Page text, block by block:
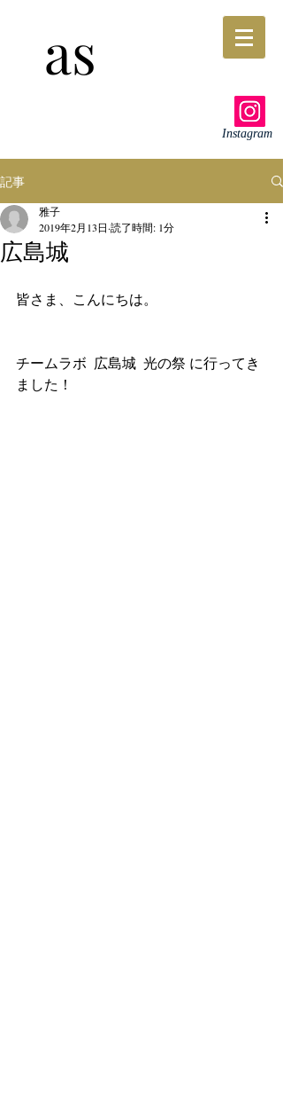
as
Instagram
記事
広島城
雅子
2019年2月13日 読了時間: 1分
皆さま、こんにちは。
チームラボ  広島城  光の祭 に行ってき
ました！